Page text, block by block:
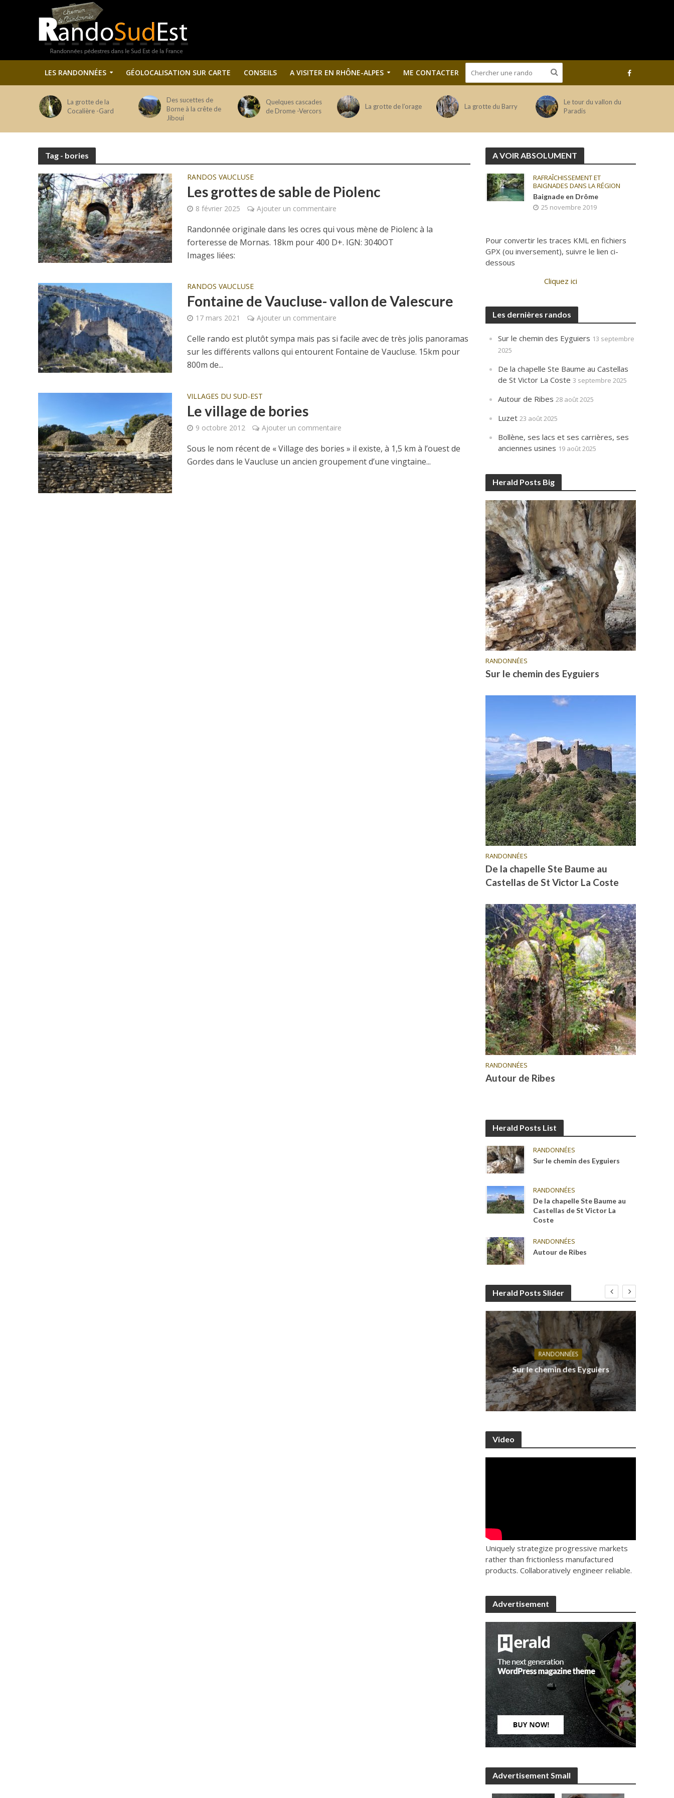
LES RANDONNÉES GÉOLOCALISATION SUR CARTE CONSEILS A VISITER EN RHÔNE-ALPES ME CONTACTER
La grotte de la
Cocalière -Gard
Des sucettes de
Borne à la crête de
Jiboui
Quelques cascades
de Drome -Vercors
La grotte de l’orage La grotte du Barry
Le tour du vallon du
Paradis
Tag - bories
RANDOS VAUCLUSE
Les grottes de sable de Piolenc
8 février 2025 Ajouter un commentaire
Randonnée originale dans les ocres qui vous mène de Piolenc à la
forteresse de Mornas. 18km pour 400 D+. IGN: 3040OT
Images liées:
RANDOS VAUCLUSE
Fontaine de Vaucluse- vallon de Valescure
17 mars 2021 Ajouter un commentaire
Celle rando est plutôt sympa mais pas si facile avec de très jolis panoramas
sur les différents vallons qui entourent Fontaine de Vaucluse. 15km pour
800m de...
VILLAGES DU SUD-EST
Le village de bories
9 octobre 2012 Ajouter un commentaire
Sous le nom récent de « Village des bories » il existe, à 1,5 km à l’ouest de
Gordes dans le Vaucluse un ancien groupement d’une vingtaine...
A VOIR ABSOLUMENT
RAFRAÎCHISSEMENT ET
BAIGNADES DANS LA RÉGION
Baignade en Drôme
25 novembre 2019
Pour convertir les traces KML en fichiers
GPX (ou inversement), suivre le lien ci-
dessous
Cliquez ici
Les dernières randos
Sur le chemin des Eyguiers 13 septembre
2025
De la chapelle Ste Baume au Castellas
de St Victor La Coste 3 septembre 2025
Autour de Ribes 28 août 2025
Luzet 23 août 2025
Bollène, ses lacs et ses carrières, ses
anciennes usines 19 août 2025
Herald Posts Big
RANDONNÉES
Sur le chemin des Eyguiers
RANDONNÉES
De la chapelle Ste Baume au
Castellas de St Victor La Coste
RANDONNÉES
Autour de Ribes
Herald Posts List
RANDONNÉES
Sur le chemin des Eyguiers
RANDONNÉES
De la chapelle Ste Baume au
Castellas de St Victor La
Coste
RANDONNÉES
Autour de Ribes
Herald Posts Slider
RANDONNÉES
Sur le chemin des Eyguiers
Video
Uniquely strategize progressive markets
rather than frictionless manufactured
products. Collaboratively engineer reliable.
Advertisement
Advertisement Small